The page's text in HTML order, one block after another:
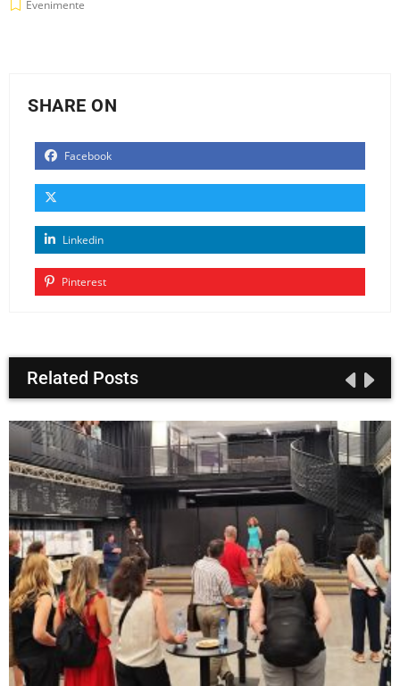
Evenimente
SHARE ON
Facebook
Linkedin
Pinterest
Related Posts